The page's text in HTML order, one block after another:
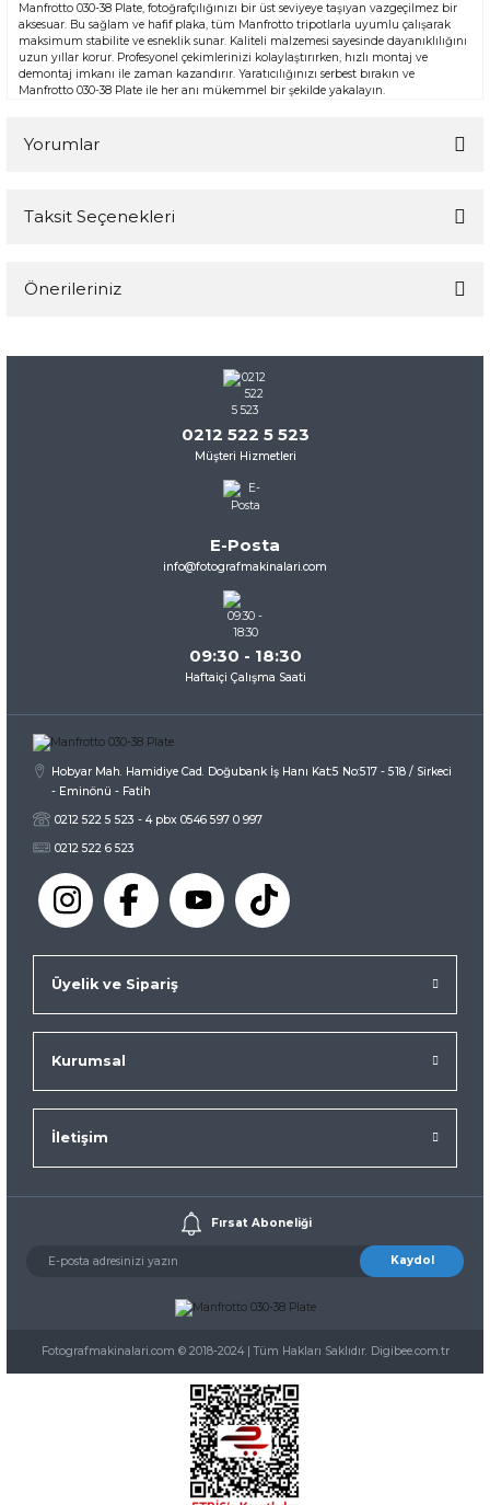
Manfrotto 030-38 Plate, fotoğrafçılığınızı bir üst seviyeye taşıyan vazgeçilmez bir
aksesuar. Bu sağlam ve hafif plaka, tüm Manfrotto tripotlarla uyumlu çalışarak
maksimum stabilite ve esneklik sunar. Kaliteli malzemesi sayesinde dayanıklılığını
uzun yıllar korur. Profesyonel çekimlerinizi kolaylaştırırken, hızlı montaj ve
demontaj imkanı ile zaman kazandırır. Yaratıcılığınızı serbest bırakın ve
Manfrotto 030-38 Plate ile her anı mükemmel bir şekilde yakalayın.
Yorumlar
Taksit Seçenekleri
Önerileriniz
konularda yetersiz gördüğünüz noktaları öneri formunu
kullanarak tarafımıza iletebilirsiniz.
Görüş ve önerileriniz için teşekkür ederiz.
Ürün resmi kalitesiz, bozuk veya görüntülenemiyor.
Ürün açıklamasında eksik bilgiler bulunuyor.
Ürün fiyatı diğer sitelerden daha pahalı.
0212 522 5 523
Müşteri Hizmetleri
E-Posta
info@fotografmakinalari.com
09:30 - 18:30
Haftaiçi Çalışma Saati
Hobyar Mah. Hamidiye Cad. Doğubank İş Hanı Kat:5 No:517 - 518 / Sirkeci
- Eminönü - Fatih
0212 522 5 523 - 4 pbx 0546 597 0 997
0212 522 6 523
Üyelik ve Sipariş
Kurumsal
İletişim
Fırsat Aboneliği
Kaydol
Fotografmakinalari.com © 2018-2024 | Tüm Hakları Saklıdır. Digibee.com.tr